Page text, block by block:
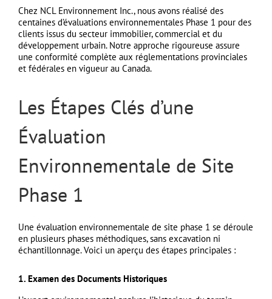
Chez NCL Environnement Inc., nous avons réalisé des
centaines d’évaluations environnementales Phase 1 pour des
clients issus du secteur immobilier, commercial et du
développement urbain. Notre approche rigoureuse assure
une conformité complète aux réglementations provinciales
et fédérales en vigueur au Canada.
Les Étapes Clés d’une
Évaluation
Environnementale de Site
Phase 1
Une évaluation environnementale de site phase 1 se déroule
en plusieurs phases méthodiques, sans excavation ni
échantillonnage. Voici un aperçu des étapes principales :
1. Examen des Documents Historiques